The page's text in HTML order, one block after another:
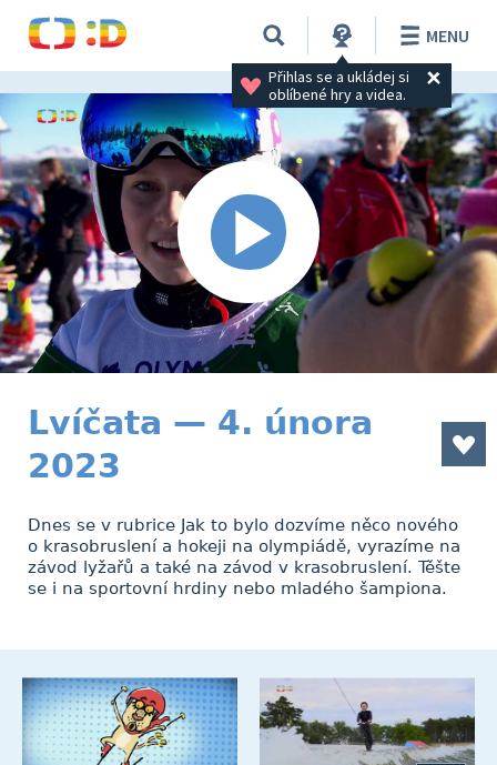
Přihlas se a ukládej si
oblíbené hry a videa.
MENU
Lvíčata — 4. února
2023
Dnes se v rubrice Jak to bylo dozvíme něco nového
o krasobruslení a hokeji na olympiádě, vyrazíme na
závod lyžařů a také na závod v krasobruslení. Těšte
se i na sportovní hrdiny nebo mladého šampiona.